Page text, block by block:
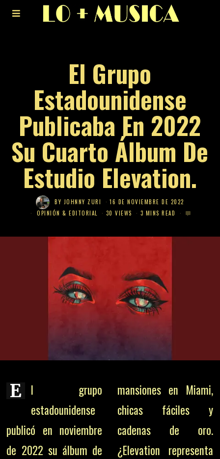
El Grupo
Estadounidense
Publicaba En 2022
Su Cuarto Álbum De
Estudio Elevation.
BY JOHNNY ZURI
16 DE NOVIEMBRE DE 2022
OPINIÓN & EDITORIAL
30 VIEWS 3 MINS READ
E l grupo
estadounidense
publicó en noviembre
de 2022 su álbum de
mansiones en Miami,
chicas fáciles y
cadenas de oro.
¿Elevation representa